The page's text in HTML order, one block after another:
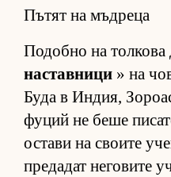
Пътят на мъдреца
По­добно на тол­кова
наставници » на
Буда в Ин­дия,
фу­ций не беше
ос­тави на сво­ите
пре­да­дат не­го­вите